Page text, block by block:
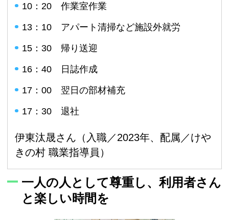
10：20 作業室作業
13：10 アパート清掃など施設外就労
15：30 帰り送迎
16：40 日誌作成
17：00 翌日の部材補充
17：30 退社
伊東汰晟さん（入職／2023年、配属／けや
きの村 職業指導員）
一人の人として尊重し、利用者さん
と楽しい時間を